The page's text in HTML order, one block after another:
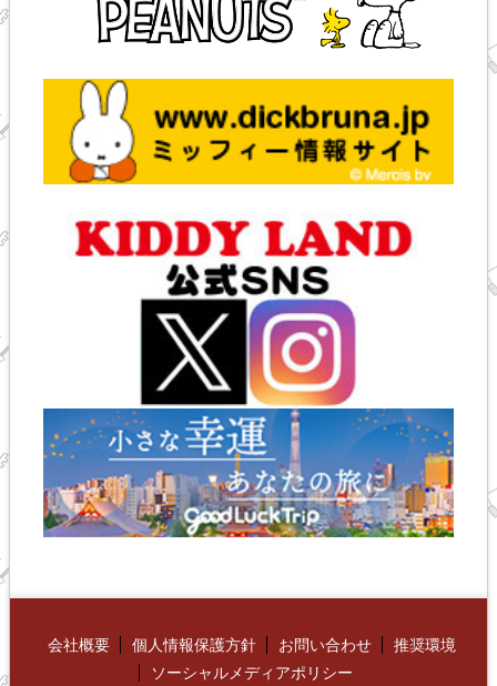
会社概要 個人情報保護方針 お問い合わせ
推奨環境
ソーシャルメディアポリシー